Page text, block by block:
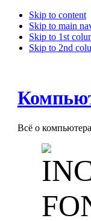
Skip to content
Skip to main
Skip to 1st
Skip to 2nd
Всё о